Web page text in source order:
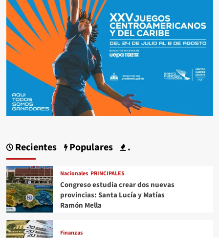
Recientes Populares .
Nacionales PRINCIPALES
Congreso estudia crear dos nuevas
provincias: Santa Lucía y Matías
Ramón Mella
Finanzas